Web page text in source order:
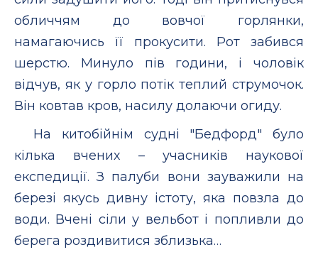
обличчям до вовчої горлянки,
намагаючись її прокусити. Рот забився
шерстю. Минуло пів години, і чоловік
відчув, як у горло потік теплий струмочок.
Він ковтав кров, насилу долаючи огиду.
На китобійнім судні "Бедфорд" було
кілька вчених – учасників наукової
експедиції. З палуби вони зауважили на
березі якусь дивну істоту, яка повзла до
води. Вчені сіли у вельбот і попливли до
берега роздивитися зблизька…